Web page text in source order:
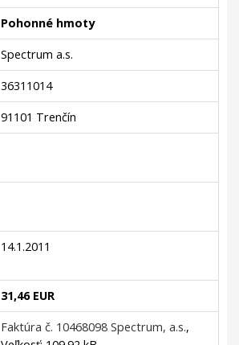
Pohonné hmoty
Spectrum a.s.
36311014
91101 Trenčín
14.1.2011
31,46 EUR
Faktúra č. 10468098 Spectrum, a.s.,